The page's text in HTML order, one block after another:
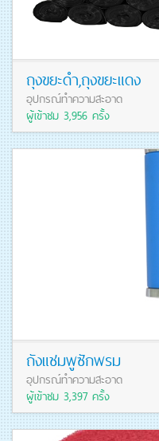
ถุงขยะดำ,ถุงขยะแดง
อุปกรณ์ทำความสะอาด
ผู้เข้าชม 3,956 ครั้ง
ถังแชมพูซักพรม
อุปกรณ์ทำความสะอาด
ผู้เข้าชม 3,397 ครั้ง